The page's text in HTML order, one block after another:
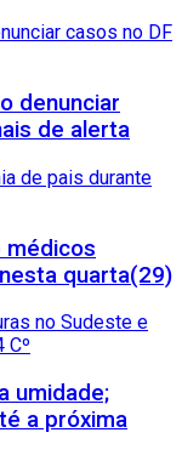
denunciar
de alerta
médicos
quarta(29)
umidade;
a próxima